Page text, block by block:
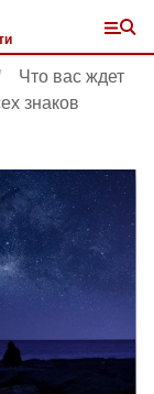
Что вас ждет
знаков